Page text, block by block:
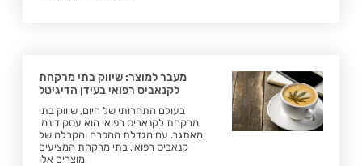
מעבר למוצר: שיווק בתי מרקחת
לקנאביס רפואי בעידן הדיגיטל
בעולם התחרותי של היום, שיווק בתי
מרקחת לקנאביס רפואי הוא עסק דינמי
ומאתגר. עם הגדלת ההכרה והקבלה של
קנאביס רפואי, בתי מרקחת המציעים
מוצרים אלו